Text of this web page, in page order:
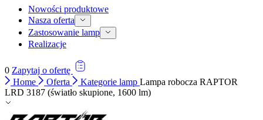
Nowości produktowe
Nasza oferta
Zastosowanie lamp
Realizacje
0 Zapytaj o ofertę
Home
Oferta Kategorie lamp Lampa robocza RAPTOR
LRD 3187 (światło skupione, 1600 lm)